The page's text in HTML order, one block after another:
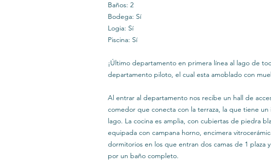
Baños: 2
Bodega: Sí
Logia: Sí
Piscina: Sí
¡Último departamento en primera línea al lago de
departamento piloto, el cual esta amoblado con
Al entrar al departamento nos recibe un hall de
comedor que conecta con la terraza, la que tiene
lago. La cocina es amplia, con cubiertas de piedra
equipada con campana horno, encimera
dormitorios en los que entran dos camas de 1 plaza
por un baño completo.